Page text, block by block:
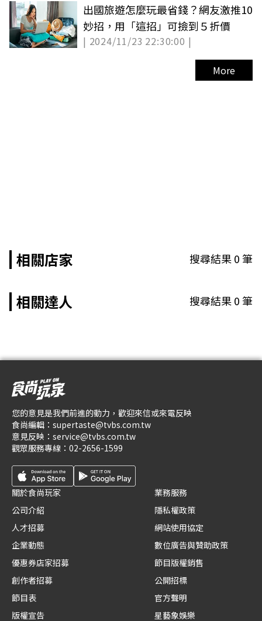
出國旅遊怎麼玩最省錢？網友激推10
妙招，用「這招」可撿到５折價
| 2024/11/23 22:30:00 |
More
相關店家 搜尋結果0筆
相關達人 搜尋結果0筆
您的意見是我們前進的動力，歡迎來信或來電反映
食尚編輯： supertaste@tvbs.com.tw
意見反映： service@tvbs.com.tw
觀眾服務專線： 02-2656-1599
關於食尚玩家
公司介紹
人才招募
企業動態
優惠券店家招募
創作者招募
節目表
版權宣告
業務服務
隱私權政策
網站使用協定
數位廣告與贊助政策
節目版權銷售
公開招標
官方聲明
星藝象娛樂